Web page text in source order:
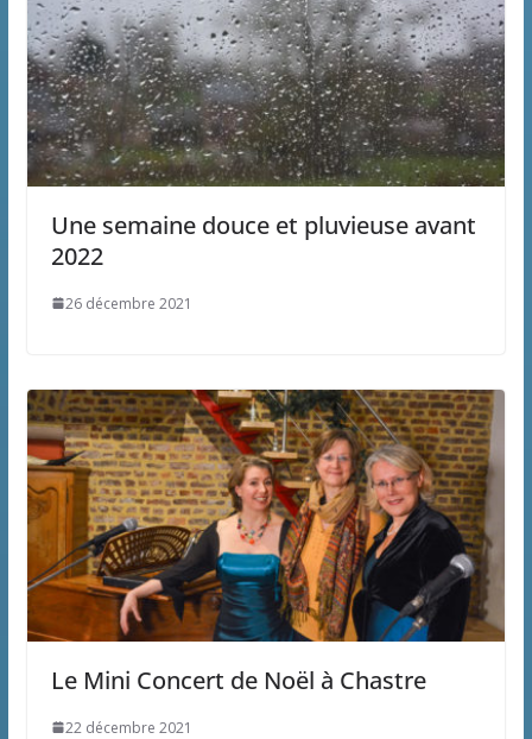
Une semaine douce et pluvieuse avant
2022
26 décembre 2021
Le Mini Concert de Noël à Chastre
22 décembre 2021